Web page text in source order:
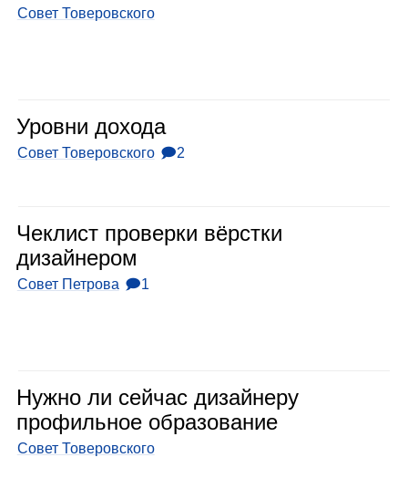
Совет Товеровского
Уровни дохода
Совет Товеровского 🗩2
Чек­лист про­верки вёрстки
дизай­не­ром
Совет Петрова 🗩1
Нужно ли сей­час дизай­неру
про­филь­ное обра­зо­ва­ние
Совет Товеровского